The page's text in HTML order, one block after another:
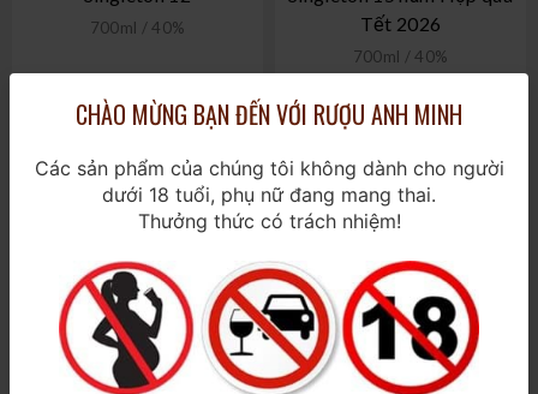
700ml / 40%
860.000₫
Tết 2026
700ml / 40%
2.100.000₫
CHÀO MỪNG BẠN ĐẾN VỚI RƯỢU ANH MINH
Các sản phẩm của chúng tôi không dành cho người
dưới 18 tuổi, phụ nữ đang mang thai.
Thưởng thức có trách nhiệm!